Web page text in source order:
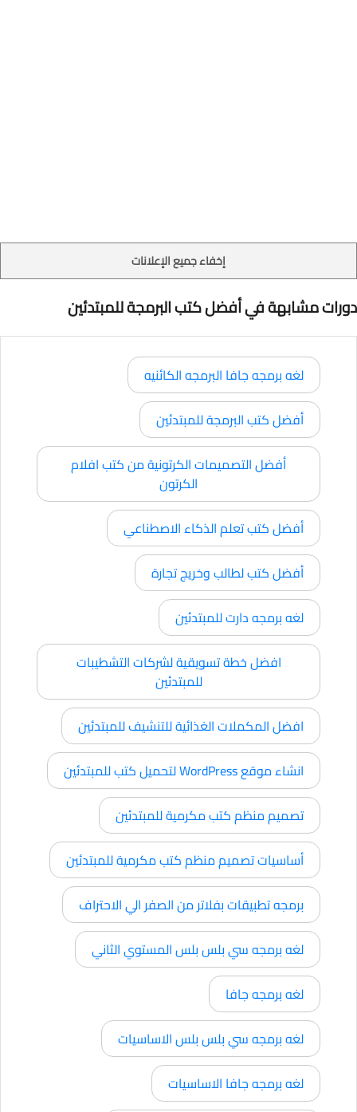
إخفاء جميع الإعلانات
دورات مشابهة في أفضل كتب البرمجة للمبتدئين
لغه برمجه جافا البرمجه الكائنيه
أفضل كتب البرمجة للمبتدئين
أفضل التصميمات الكرتونية من كتب افلام
الكرتون
أفضل كتب تعلم الذكاء الاصطناعي
أفضل كتب لطالب وخريج تجارة
لغه برمجه دارت للمبتدئين
افضل خطة تسويقية لشركات التشطيبات
للمبتدئين
افضل المكملات الغذائية للتنشيف للمبتدئين
انشاء موقع WordPress لتحميل كتب للمبتدئين
تصميم منظم كتب مكرمية للمبتدئين
أساسيات تصميم منظم كتب مكرمية للمبتدئين
برمجه تطبيقات بفلاتر من الصفر الي الاحتراف
لغه برمجه سي بلس بلس المستوي الثاني
لغه برمجه جافا
لغه برمجه سي بلس بلس الاساسيات
لغه برمجه جافا الاساسيات